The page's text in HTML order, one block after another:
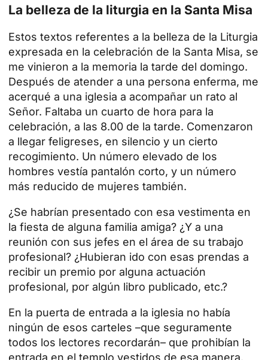
La belleza de la liturgia en la Santa Misa
Estos textos referentes a la belleza de la Liturgia
expresada en la celebración de la Santa Misa, se
me vinieron a la memoria la tarde del domingo.
Después de atender a una persona enferma, me
acerqué a una iglesia a acompañar un rato al
Señor. Faltaba un cuarto de hora para la
celebración, a las 8.00 de la tarde. Comenzaron
a llegar feligreses, en silencio y un cierto
recogimiento. Un número elevado de los
hombres vestía pantalón corto, y un número
más reducido de mujeres también.
¿Se habrían presentado con esa vestimenta en
la fiesta de alguna familia amiga? ¿Y a una
reunión con sus jefes en el área de su trabajo
profesional? ¿Hubieran ido con esas prendas a
recibir un premio por alguna actuación
profesional, por algún libro publicado, etc.?
En la puerta de entrada a la iglesia no había
ningún de esos carteles –que seguramente
todos los lectores recordarán– que prohibían la
entrada en el templo vestidos de esa manera.